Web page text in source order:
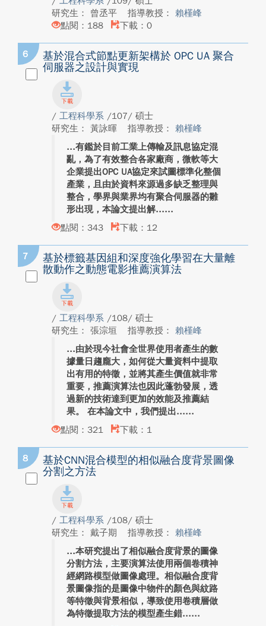
研究生： 曾丞平
指導教授： 賴槿峰
點閱：188
下載：0
6
基於混合式節點更新架構於 OPC UA 聚合
伺服器之設計與實現
/ 工程科學系 /107/ 碩士
研究生： 黃詠暉
指導教授： 賴槿峰
有鑑於目前工業上傳輸及訊息協定混
亂，為了有效整合各家廠商，微軟等大
企業提出OPC UA協定來試圖標準化整個
產業，且由於資料來源過多缺乏整理與
整合，學界與業界均有聚合伺服器的雛
形出現，本論文提出解...
點閱：343
下載：12
7
基於標籤基因組和深度強化學習在大量離
散動作之動態電影推薦演算法
/ 工程科學系 /108/ 碩士
研究生： 張淙垣
指導教授： 賴槿峰
由於現今社會全世界使用者產生的數
據量日趨龐大，如何從大量資料中提取
出有用的特徵，並將其產生價值就非常
重要，推薦演算法也因此蓬勃發展，透
過新的技術達到更加的效能及推薦結
果。 在本論文中，我們提出...
點閱：321
下載：1
8
基於CNN混合模型的相似融合度背景圖像
分割之方法
/ 工程科學系 /108/ 碩士
研究生： 戴子期
指導教授： 賴槿峰
本研究提出了相似融合度背景的圖像
分割方法，主要演算法使用兩個卷積神
經網路模型做圖像處理。相似融合度背
景圖像指的是圖像中物件的顏色與紋路
等特徵與背景相似，導致使用卷積層做
為特徵提取方法的模型產生錯...